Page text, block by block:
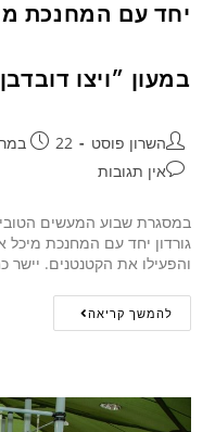
יחד עם המחנכת
במעון ״ויצו
השרון פוסט 22 במרץ 2022
אין תגובות
גורדון יחד עם המחנכת מיכל
והפעילו את הקטנטנים.
להמשך קריאה